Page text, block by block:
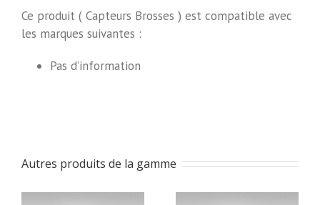
Ce produit ( Capteurs Brosses ) est compatible avec
les marques suivantes :
Pas d’information
Autres produits de la gamme